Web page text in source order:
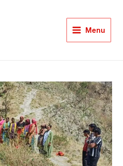
Main
Menu